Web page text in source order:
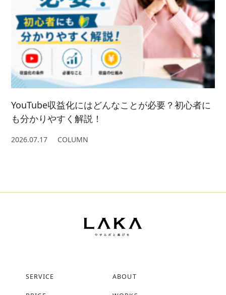
YouTube収益化にはどんなことが必要？初心者に
も分かりやすく解説！
2026.07.17 COLUMN
SERVICE ABOUT